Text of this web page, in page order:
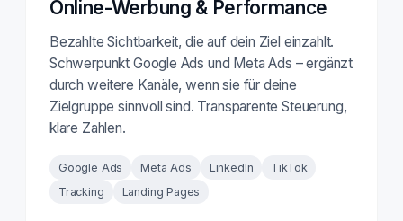
Online-Werbung & Performance
Bezahlte Sichtbarkeit, die auf dein Ziel einzahlt.
Schwerpunkt Google Ads und Meta Ads – ergänzt
durch weitere Kanäle, wenn sie für deine
Zielgruppe sinnvoll sind. Transparente Steuerung,
klare Zahlen.
Google Ads Meta Ads LinkedIn
TikTok
Tracking
Landing Pages